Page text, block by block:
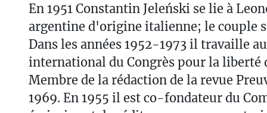
En 1951 Constantin Jeleński se lie à
argentine d'origine italienne; le couple
Dans les années 1952-1973 il travaille
international du Congrès pour la liberté
Membre de la rédaction de la revue
1969. En 1955 il est co-fondateur du